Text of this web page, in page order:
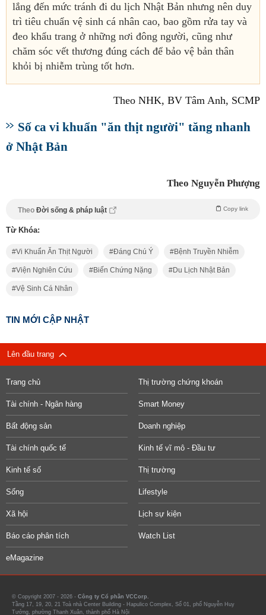
lắng đến mức tránh đi du lịch Nhật Bản nhưng nên duy
trì tiêu chuẩn vệ sinh cá nhân cao, bao gồm rửa tay và
đeo khẩu trang ở những nơi đông người, cũng như
chăm sóc vết thương đúng cách để bảo vệ bản thân
khỏi bị nhiễm trùng tốt hơn.
Theo NHK, BV Tâm Anh, SCMP
Số ca vi khuẩn "ăn thịt người" tăng nhanh
ở Nhật Bản
Theo Nguyễn Phượng
Theo Đời sống & pháp luật Copy link
Từ Khóa:
Vi Khuẩn Ăn Thịt Người Đáng Chú Ý Bệnh Truyền Nhiễm
Viện Nghiên Cứu Biến Chứng Nặng Du Lịch Nhật Bản
Vệ Sinh Cá Nhân
TIN MỚI CẬP NHẬT
Lên đầu trang
Trang chủ Thị trường chứng khoán
Tài chính - Ngân hàng Smart Money
Bất động sản Doanh nghiệp
Tài chính quốc tế Kinh tế vĩ mô - Đầu tư
Kinh tế số Thị trường
Sống Lifestyle
Xã hội Lịch sự kiện
Báo cáo phân tích Watch List
eMagazine
© Copyright 2007 - 2026 - Công ty Cổ phần VCCorp.
Tầng 17, 19, 20, 21 Toà nhà Center Building - Hapulico Complex, Số 01, phố Nguyễn Huy
Tưởng, phường Thanh Xuân, thành phố Hà Nội